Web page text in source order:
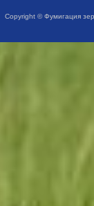
Copyright © Фумигация